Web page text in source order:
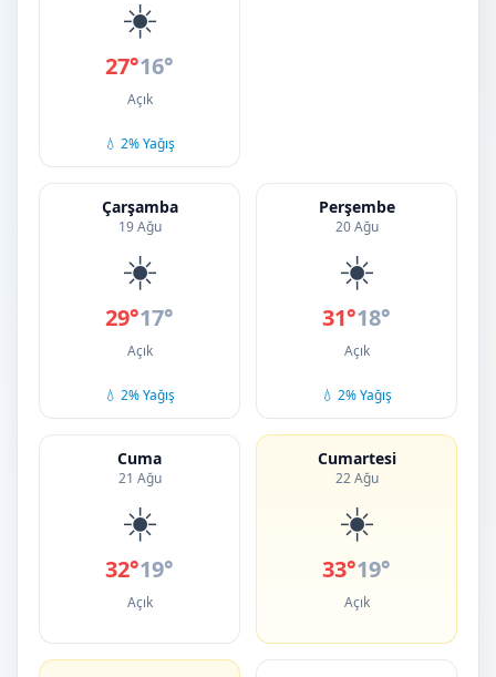
☀️
27°16°
Açık
💧 2% Yağış
Çarşamba
19 Ağu
☀️
29°17°
Açık
💧 2% Yağış
Perşembe
20 Ağu
☀️
31°18°
Açık
💧 2% Yağış
Cuma
21 Ağu
☀️
32°19°
Açık
Cumartesi
22 Ağu
☀️
33°19°
Açık